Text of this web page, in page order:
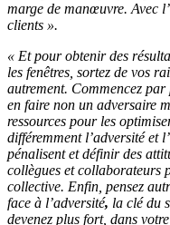
marge de manœuvre. Avec
clients ».
« Et pour obtenir des
les fenêtres, sortez de vos
autrement. Commencez par
en faire non un adversaire
ressources pour les
différemment l’adversité et
pénalisent et définir des
collègues et collaborateurs
collective. Enfin, pensez
face à l’adversité, la clé du
devenez plus fort, dans